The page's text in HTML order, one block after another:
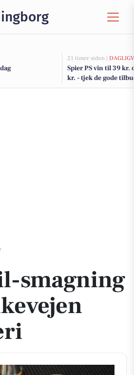
21 timer siden |
Spier PS vin til 39 kr.
kr. - tjek de gode
Mælkevejen Destilleri
smagning